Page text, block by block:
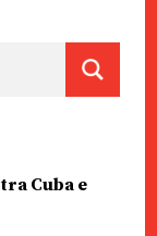
Cuba e